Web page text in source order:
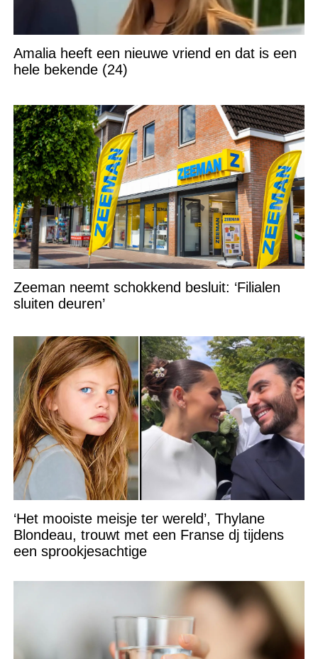
Amalia heeft een nieuwe vriend en dat is een
hele bekende (24)
Zeeman neemt schokkend besluit: ‘Filialen
sluiten deuren’
‘Het mooiste meisje ter wereld’, Thylane
Blondeau, trouwt met een Franse dj tijdens
een sprookjesachtige